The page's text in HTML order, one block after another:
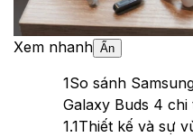
Xem nhanh Ẩn
1So sánh
Galaxy Buds 4 chi
1.1Thiết kế và sự